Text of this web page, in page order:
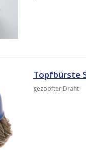
Topfbürste
gezopfter Draht